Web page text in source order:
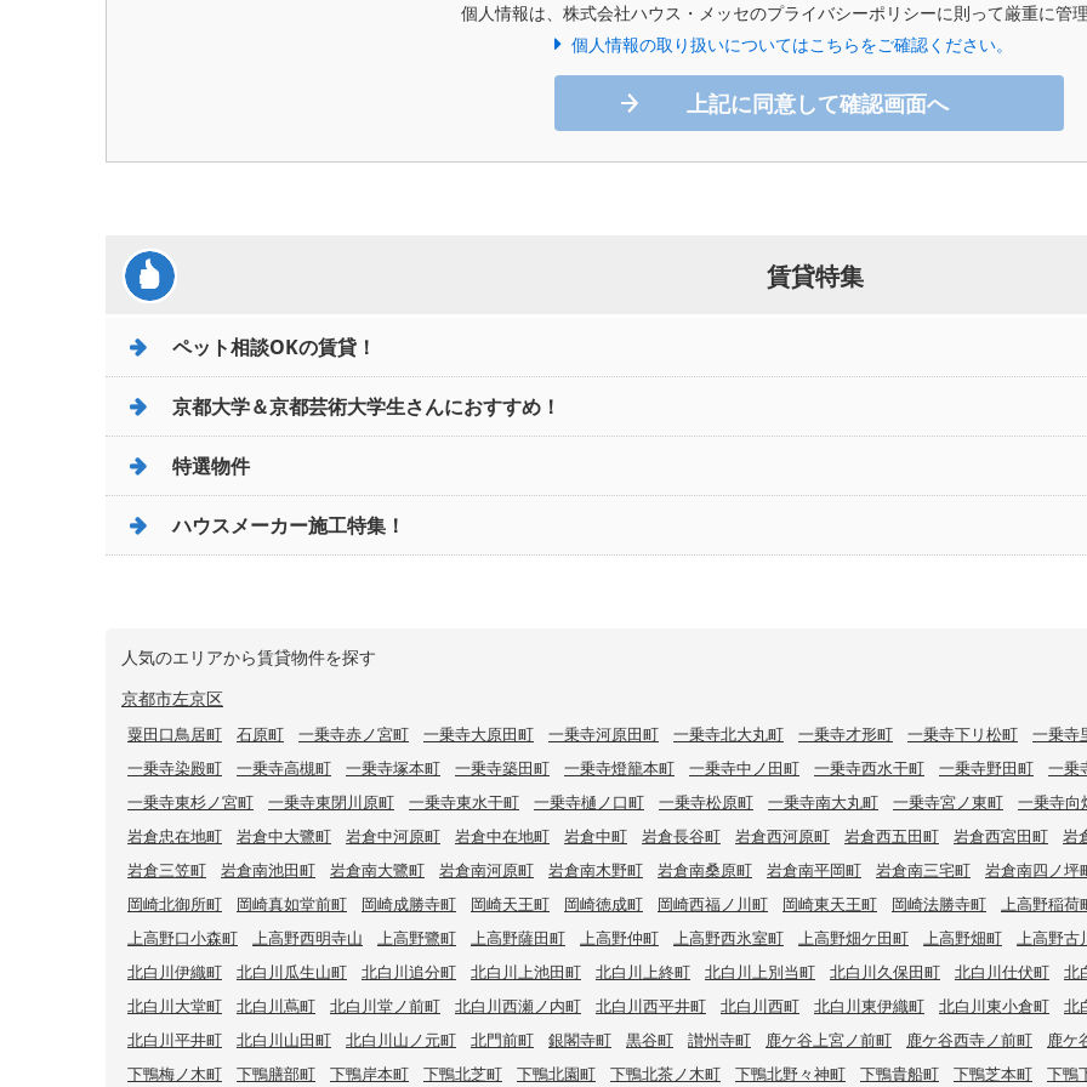
個人情報は、株式会社ハウス・メッセのプライバシーポリシーに則って厳重に管理
個人情報の取り扱いについてはこちらをご確認ください。
上記に同意して確認画面へ
賃貸特集
ペット相談OKの賃貸！
京都大学＆京都芸術大学生さんにおすすめ！
特選物件
ハウスメーカー施工特集！
人気のエリアから賃貸物件を探す
京都市左京区
粟田口鳥居町 石原町 一乗寺赤ノ宮町 一乗寺大原田町 一乗寺河原田町 一乗寺北大丸町 一乗寺才形町 一乗寺下リ松町 一乗寺
一乗寺染殿町
一乗寺高槻町 一乗寺塚本町 一乗寺築田町 一乗寺燈籠本町 一乗寺中ノ田町 一乗寺西水干町 一乗寺野田町 一乗
一乗寺東杉ノ宮町
一乗寺東閉川原町 一乗寺東水干町 一乗寺樋ノ口町 一乗寺松原町 一乗寺南大丸町 一乗寺宮ノ東町 一乗寺向
岩倉忠在地町
岩倉中大鷺町 岩倉中河原町 岩倉中在地町 岩倉中町 岩倉長谷町 岩倉西河原町 岩倉西五田町 岩倉西宮田町 岩
岩倉三笠町
岩倉南池田町 岩倉南大鷺町 岩倉南河原町 岩倉南木野町 岩倉南桑原町 岩倉南平岡町 岩倉南三宅町 岩倉南四ノ坪
岡崎北御所町
岡崎真如堂前町 岡崎成勝寺町 岡崎天王町 岡崎徳成町 岡崎西福ノ川町 岡崎東天王町 岡崎法勝寺町 上高野稲荷
上高野口小森町
上高野西明寺山 上高野鷺町 上高野薩田町 上高野仲町 上高野西氷室町 上高野畑ケ田町 上高野畑町 上高野古
北白川伊織町
北白川瓜生山町 北白川追分町 北白川上池田町 北白川上終町 北白川上別当町 北白川久保田町 北白川仕伏町 北
北白川大堂町
北白川蔦町 北白川堂ノ前町 北白川西瀬ノ内町 北白川西平井町 北白川西町 北白川東伊織町 北白川東小倉町 北
北白川平井町
北白川山田町 北白川山ノ元町 北門前町 銀閣寺町 黒谷町 讃州寺町 鹿ケ谷上宮ノ前町 鹿ケ谷西寺ノ前町 鹿ケ
下鴨梅ノ木町
下鴨膳部町 下鴨岸本町 下鴨北芝町 下鴨北園町 下鴨北茶ノ木町 下鴨北野々神町 下鴨貴船町 下鴨芝本町 下鴨